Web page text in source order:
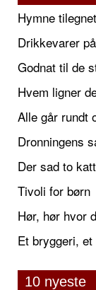
Hymne
Drikkevarer
Godnat til de
Hvem ligner
Alle går rundt
Dronningens
Der sad to
Tivoli for børn
Hør, hør hvor
Et bryggeri,
10 nyeste